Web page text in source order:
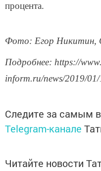
процента.
Фото: Егор Никитин,
Подробнее: https://
inform.ru/news/2019/
Следите за самым
Telegram-канале
Читайте новости